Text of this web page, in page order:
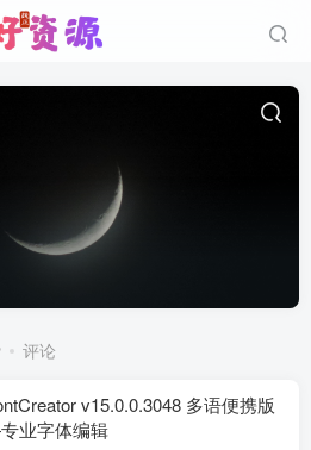
评论
v15.0.0.3048 多语便携版
业字体编辑